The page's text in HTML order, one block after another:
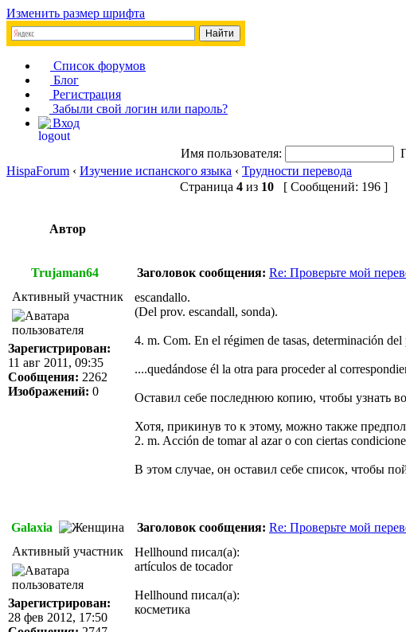
Изменить размер шрифта
Список форумов
Блог
Регистрация
Забыли свой логин или пароль?
Вход
Имя пользователя:
HispaForum ‹ Изучение испанского языка ‹ Трудности перевода
Страница 4 из 10 [ Сообщений: 196 ]
Автор
Trujaman64 Заголовок сообщения: Re: Проверьте мой
Активный участник
Зарегистрирован:
11 авг 2011, 09:35
Сообщения: 2262
Изображений: 0
escandallo.
(Del prov. escandall, sonda).
4. m. Com. En el régimen de tasas, determinación
....quedándose él la otra para proceder al
Оставил себе последнюю копию, чтобы узнать
Хотя, прикинув то к этому, можно также
2. m. Acción de tomar al azar o con ciertas
В этом случае, он оставил себе список, чтобы
Galaxia Заголовок сообщения: Re: Проверьте мой
Активный участник
Зарегистрирован:
28 фев 2012, 17:50
Hellhound писал(а):
artículos de tocador
Hellhound писал(а):
косметика